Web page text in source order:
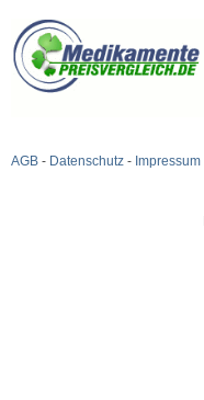
AGB - Datenschutz - Impressum